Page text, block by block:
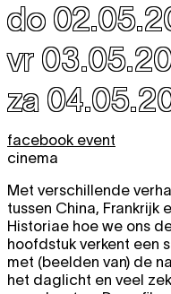
do
vr
za
facebook event
cinema
Met verschillende
tussen China, Frankrijk
Historiae hoe we ons
hoofdstuk verkent een
met (beelden van) de
het daglicht en veel